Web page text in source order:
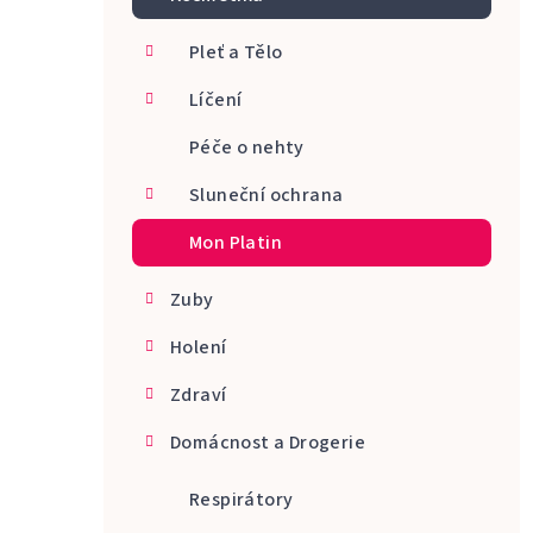
Pleť a Tělo
Líčení
Péče o nehty
Sluneční ochrana
Mon Platin
Zuby
Holení
Zdraví
Domácnost a Drogerie
Respirátory